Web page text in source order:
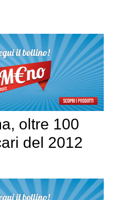
oltre 100
del 2012